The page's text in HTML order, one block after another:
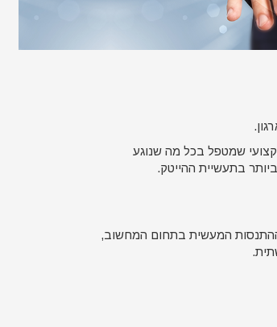
שמטפל בכל מה שנוגע
בתעשיית ההייטק.
המעשית בתחום המחשוב,